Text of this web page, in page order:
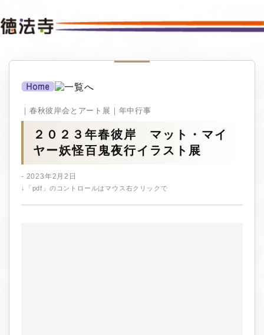
｜春秋彼岸会とアート展｜年中行事
２０２３年春彼岸 マット・マイ
ヤー妖怪百鬼夜行イラスト展
- 2023年2月2日
↓「pdf」のコントロールはマウス右クリックで